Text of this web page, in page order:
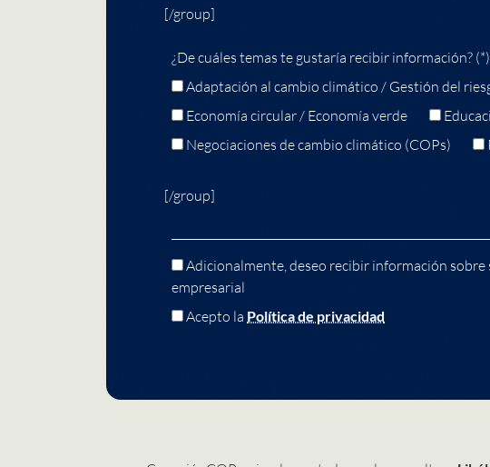
[/group]
¿De cuáles temas te gustaría recibir información? (*)
Adaptación al cambio climático / Gestión del
Economía circular / Economía verde
Negociaciones de cambio climático (COPs)
[/group]
Adicionalmente, deseo recibir información
empresarial
Acepto la Política de privacidad